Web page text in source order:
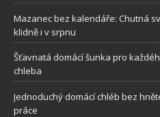
Mazanec bez kalendáře: Chutná
klidně i v srpnu
Šťavnatá domácí šunka pro
chleba
Jednoduchý domácí chléb bez
práce